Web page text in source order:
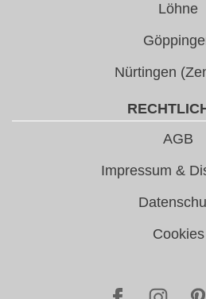
Löhne
Nürtingen
AGB
Impressum &
Cookies